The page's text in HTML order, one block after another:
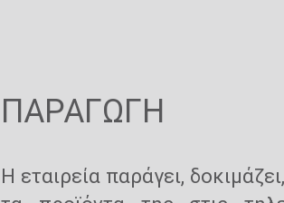
ΠΑΡΑΓΩΓΗ
Η εταιρεία παράγει,